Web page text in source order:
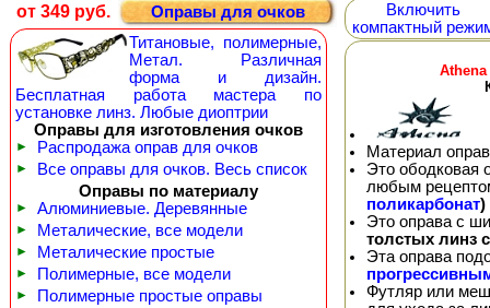
от 349 руб.
Оправы для очков
Титановые, полимерные,
Метал. Различная
форма и дизайн.
Бесплатная работа мастера по
установке линз. Любые диоптрии
Оправы для изготовления очков
► Распродажа оправ для очков
►
Все оправы для очков. Весь список
Оправы по материалу
► Алюминиевые. Деревянные
► Металические, все модели
► Металические простые
► Полимерные, все модели
► Полимерные простые оправы
Включить
компактный
Материал
Это ободковая
любым
поликарбонат)
Это оправа с
толстых линз
Эта оправа
Футляр или